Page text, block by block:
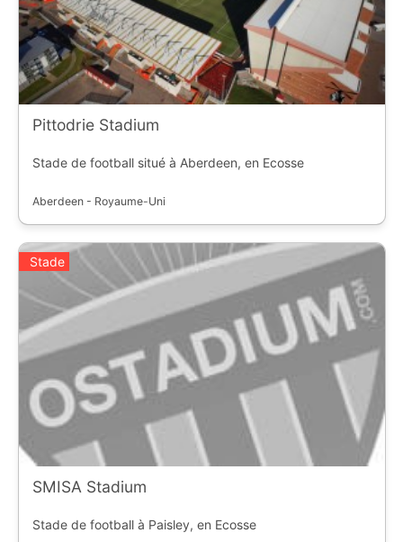
Pittodrie Stadium
Stade de football situé à Aberdeen, en Ecosse
Aberdeen - Royaume-Uni
Stade
SMISA Stadium
Stade de football à Paisley, en Ecosse